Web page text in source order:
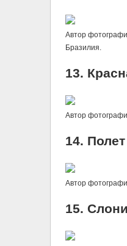
Автор
Бразилия.
13.
Автор
14.
Автор
15.